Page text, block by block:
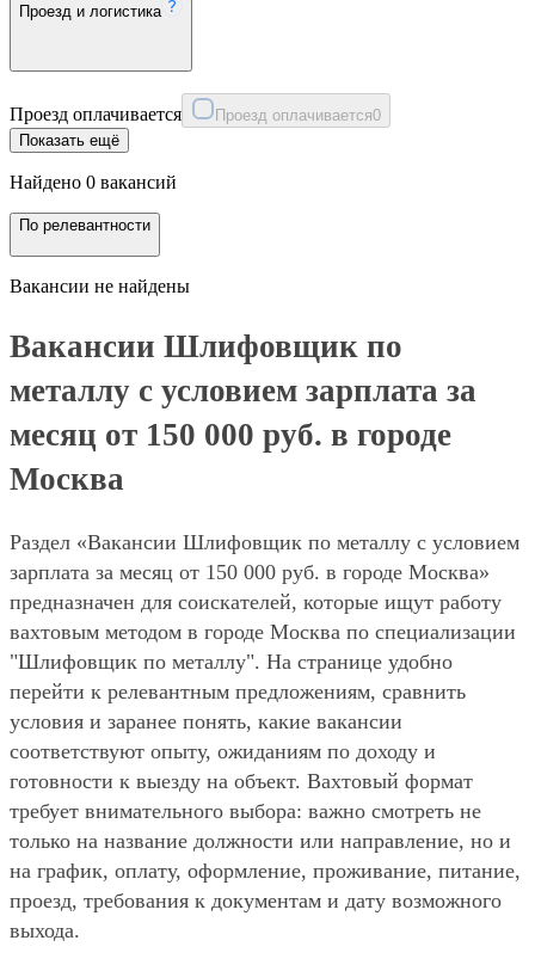
Проезд и логистика
Проезд оплачивается Проезд оплачивается0
Показать ещё
Найдено 0 вакансий
По релевантности
Вакансии не найдены
Вакансии Шлифовщик по
металлу с условием зарплата за
месяц от 150 000 руб. в городе
Москва
Раздел «Вакансии Шлифовщик по металлу с условием
зарплата за месяц от 150 000 руб. в городе Москва»
предназначен для соискателей, которые ищут работу
вахтовым методом в городе Москва по специализации
"Шлифовщик по металлу". На странице удобно
перейти к релевантным предложениям, сравнить
условия и заранее понять, какие вакансии
соответствуют опыту, ожиданиям по доходу и
готовности к выезду на объект. Вахтовый формат
требует внимательного выбора: важно смотреть не
только на название должности или направление, но и
на график, оплату, оформление, проживание, питание,
проезд, требования к документам и дату возможного
выхода.